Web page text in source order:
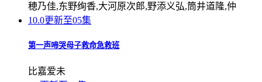
穂乃佳,东野绚香,大河原次郎,野添义弘,筒井道隆,仲
10.0更新至05集
第一声啼哭母子救命急救班
比嘉爱未